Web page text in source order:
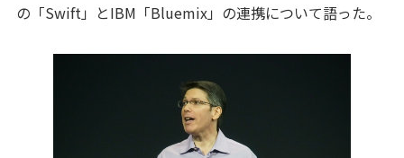
の「Swift」とIBM「Bluemix」の連携について語った。